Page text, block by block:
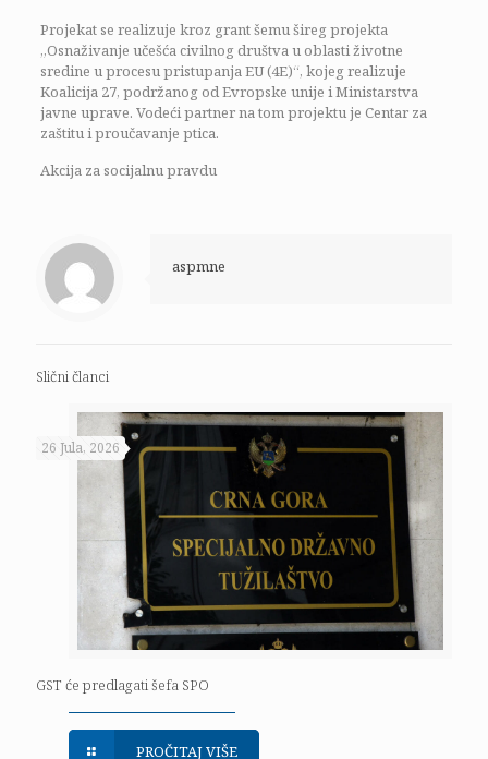
Projekat se realizuje kroz grant šemu šireg projekta
„Osnaživanje učešća civilnog društva u oblasti životne
sredine u procesu pristupanja EU (4E)“, kojeg realizuje
Koalicija 27, podržanog od Evropske unije i Ministarstva
javne uprave. Vodeći partner na tom projektu je Centar za
zaštitu i proučavanje ptica.
Akcija za socijalnu pravdu
aspmne
Slični članci
26 Jula, 2026
GST će predlagati šefa SPO
PROČITAJ VIŠE